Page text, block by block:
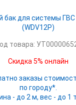
товара:
Скидка 5% онлайн
заказы
по городу*.
- до 2 м, вес - до 1